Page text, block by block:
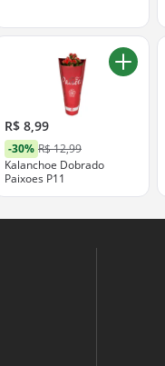
R$ 8,99
-30% R$ 12,99
Kalanchoe Dobrado
Paixoes P11